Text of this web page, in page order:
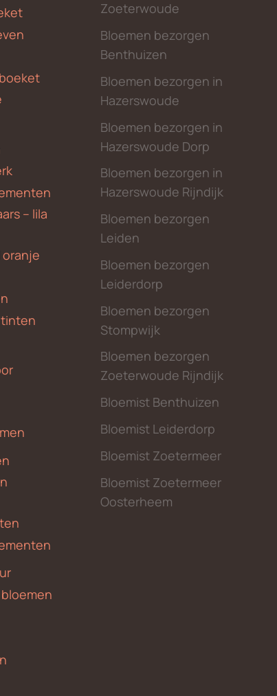
– lila
oranje
Zoeterwoude
Bloemen bezorgen
Benthuizen
Bloemen bezorgen in
Hazerswoude
Bloemen bezorgen in
Hazerswoude Dorp
Bloemen bezorgen in
Hazerswoude Rijndijk
Bloemen bezorgen
Leiden
Bloemen bezorgen
Leiderdorp
Bloemen bezorgen
Stompwijk
Bloemen bezorgen
Zoeterwoude Rijndijk
Bloemist Benthuizen
Bloemist Leiderdorp
Bloemist Zoetermeer
Bloemist Zoetermeer
Oosterheem